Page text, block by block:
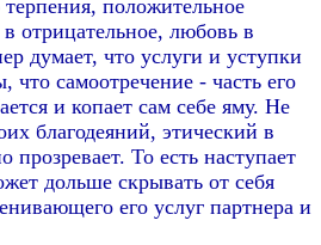
положительное
отрицательное, любовь в
думает, что услуги и уступки
что самоотречение - часть его
и копает сам себе яму. Не
благодеяний, этический в
прозревает. То есть наступает
дольше скрывать от себя
его услуг партнера и